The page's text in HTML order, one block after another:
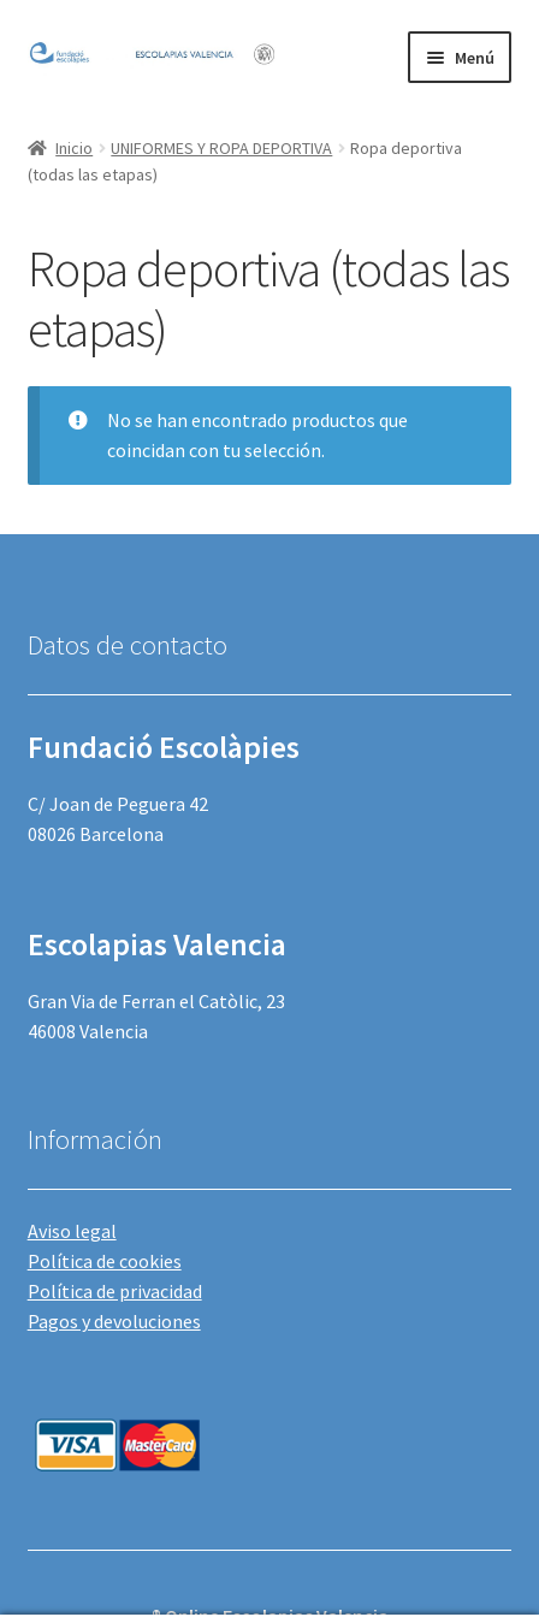
Ir
navegación
Ir
Menú
Mi cuenta
Inicio UNIFORMES Y ROPA DEPORTIVA
Ropa deportiva
(todas las etapas)
Ropa deportiva (todas las
etapas)
No se han encontrado productos que
coincidan con tu selección.
Datos de contacto
Fundació Escolàpies
C/ Joan de Peguera 42
08026 Barcelona
Escolapias Valencia
Gran Via de Ferran el Catòlic, 23
46008 Valencia
Información
Aviso legal
Política de cookies
Política de privacidad
Pagos y devoluciones